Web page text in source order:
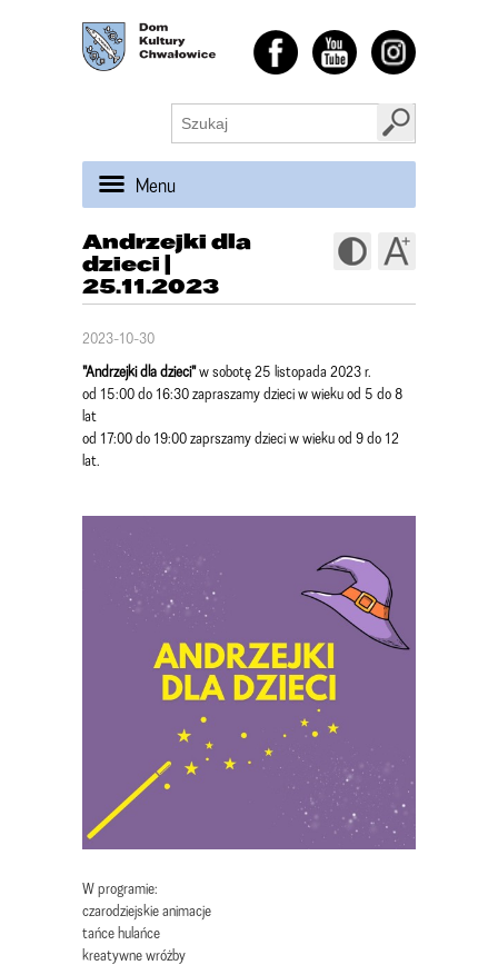
Menu
Andrzejki dla
dzieci |
25.11.2023
2023-10-30
"Andrzejki dla dzieci"w sobotę 25 listopada 2023 r.
od 15:00 do 16:30 zapraszamy dzieci w wieku od 5 do 8
lat
od 17:00 do 19:00 zaprszamy dzieci w wieku od 9 do 12
lat.
W programie:
czarodziejskie animacje
tańce hulańce
kreatywne wróżby